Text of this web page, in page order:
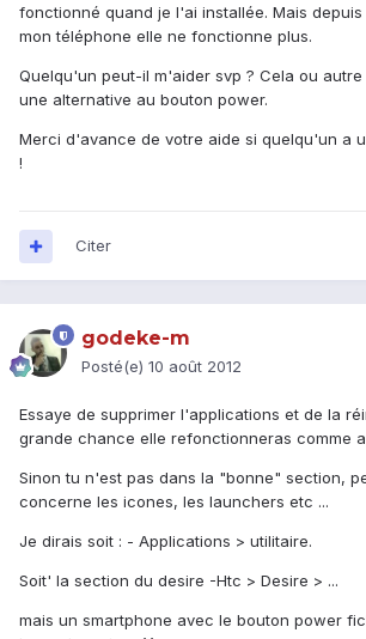
fonctionné quand je l'ai installée. Mais
mon téléphone elle ne fonctionne plus.
Quelqu'un peut-il m'aider svp ? Cela ou
une alternative au bouton power.
Merci d'avance de votre aide si quelqu'un a
!
Citer
godeke-m
Posté(e) 10 août 2012
Essaye de supprimer l'applications et de la
grande chance elle refonctionneras comme
Sinon tu n'est pas dans la "bonne" section,
concerne les icones, les launchers etc ...
Je dirais soit : - Applications > utilitaire.
Soit' la section du desire -Htc > Desire > ...
mais un smartphone avec le bouton power